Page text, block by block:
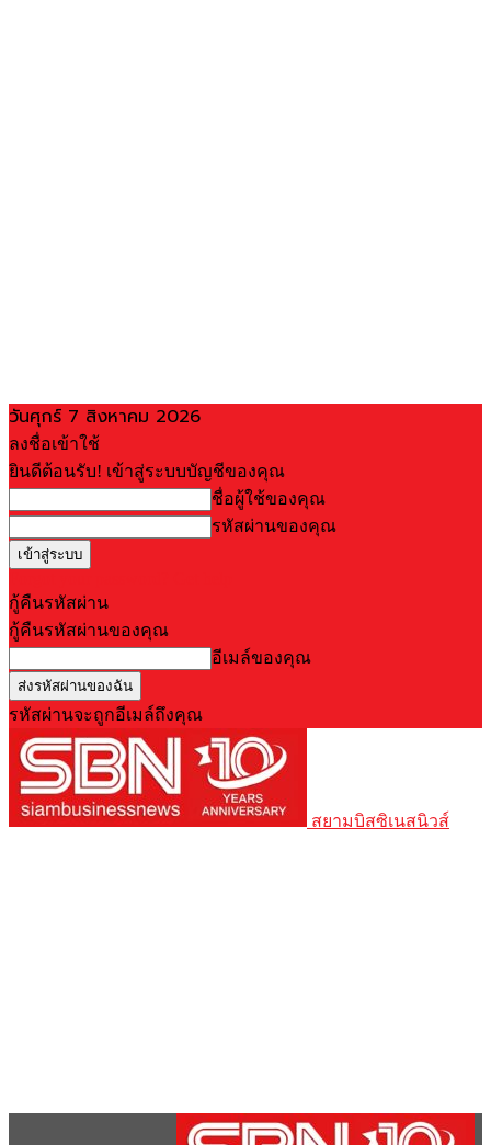
วันศุกร์ 7 สิงหาคม 2026
ลงชื่อเข้าใช้
ยินดีต้อนรับ! เข้าสู่ระบบบัญชีของคุณ
ชื่อผู้ใช้ของคุณ
รหัสผ่านของคุณ
กู้คืนรหัสผ่าน
กู้คืนรหัสผ่านของคุณ
อีเมล์ของคุณ
รหัสผ่านจะถูกอีเมล์ถึงคุณ
สยามบิสซิเนสนิวส์